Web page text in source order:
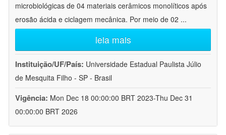
microbiológicas de 04 materiais cerâmicos monolíticos após
erosão ácida e ciclagem mecânica. Por meio de 02 ...
leia mais
Instituição/UF/País: Universidade Estadual Paulista Júlio
de Mesquita Filho - SP - Brasil
Vigência: Mon Dec 18 00:00:00 BRT 2023-Thu Dec 31
00:00:00 BRT 2026